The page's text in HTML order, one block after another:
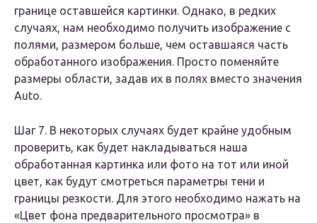
границе оставшейся картинки. Однако, в редких
случаях, нам необходимо получить изображение с
полями, размером больше, чем оставшаяся часть
обработанного изображения. Просто поменяйте
размеры области, задав их в полях вместо значения
Auto.
Шаг 7. В некоторых случаях будет крайне удобным
проверить, как будет накладываться наша
обработанная картинка или фото на тот или иной
цвет, как будут смотреться параметры тени и
границы резкости. Для этого необходимо нажать на
«Цвет фона предварительного просмотра» в